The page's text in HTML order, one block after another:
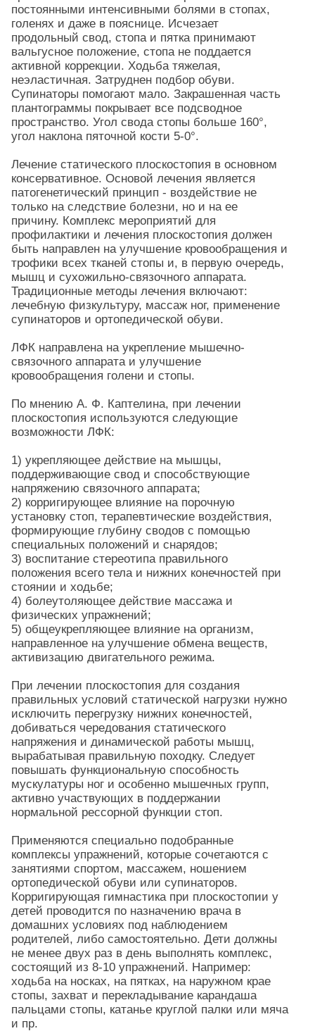
постоянными интенсивными болями в стопах,
голенях и даже в пояснице. Исчезает
продольный свод, стопа и пятка принимают
вальгусное положение, стопа не поддается
активной коррекции. Ходьба тяжелая,
неэластичная. Затруднен подбор обуви.
Супинаторы помогают мало. Закрашенная часть
плантограммы покрывает все подсводное
пространство. Угол свода стопы больше 160°,
угол наклона пяточной кости 5-0°.
Лечение статического плоскостопия в основном
консервативное. Основой лечения является
патогенетический принцип - воздействие не
только на следствие болезни, но и на ее
причину. Комплекс мероприятий для
профилактики и лечения плоскостопия должен
быть направлен на улучшение кровообращения и
трофики всех тканей стопы и, в первую очередь,
мышц и сухожильно-связочного аппарата.
Традиционные методы лечения включают:
лечебную физкультуру, массаж ног, применение
супинаторов и ортопедической обуви.
ЛФК направлена на укрепление мышечно-
связочного аппарата и улучшение
кровообращения голени и стопы.
По мнению А. Ф. Каптелина, при лечении
плоскостопия используются следующие
возможности ЛФК:
1) укрепляющее действие на мышцы,
поддерживающие свод и способствующие
напряжению связочного аппарата;
2) корригирующее влияние на порочную
установку стоп, терапевтические воздействия,
формирующие глубину сводов с помощью
специальных положений и снарядов;
3) воспитание стереотипа правильного
положения всего тела и нижних конечностей при
стоянии и ходьбе;
4) болеутоляющее действие массажа и
физических упражнений;
5) общеукрепляющее влияние на организм,
направленное на улучшение обмена веществ,
активизацию двигательного режима.
При лечении плоскостопия для создания
правильных условий статической нагрузки нужно
исключить перегрузку нижних конечностей,
добиваться чередования статического
напряжения и динамической работы мышц,
вырабатывая правильную походку. Следует
повышать функциональную способность
мускулатуры ног и особенно мышечных групп,
активно участвующих в поддержании
нормальной рессорной функции стоп.
Применяются специально подобранные
комплексы упражнений, которые сочетаются с
занятиями спортом, массажем, ношением
ортопедической обуви или супинаторов.
Корригирующая гимнастика при плоскостопии у
детей проводится по назначению врача в
домашних условиях под наблюдением
родителей, либо самостоятельно. Дети должны
не менее двух раз в день выполнять комплекс,
состоящий из 8-10 упражнений. Например:
ходьба на носках, на пятках, на наружном крае
стопы, захват и перекладывание карандаша
пальцами стопы, катанье круглой палки или мяча
и пр.